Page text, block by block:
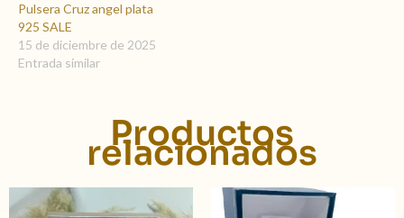
Pulsera Cruz angel plata
925 SALE
15 de diciembre de 2025
Entrada similar
Productos
relacionados